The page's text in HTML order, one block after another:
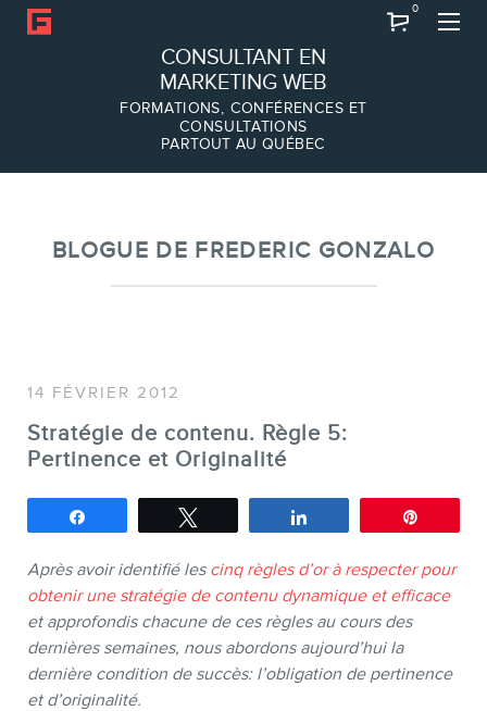
CONSULTANT EN
MARKETING WEB
FORMATIONS, CONFÉRENCES ET
CONSULTATIONS
PARTOUT AU QUÉBEC
0
À PROPOS
Équipe
SERVICES
Conférences
Formations marketing en ligne
Formations marketing de
BLOGUE DE FREDERIC GONZALO
14 FÉVRIER 2012
Stratégie de contenu. Règle 5:
Pertinence et Originalité
Après avoir identifié les cinq règles d’or à respecter pour
obtenir une stratégie de contenu dynamique et efficace
et approfondis chacune de ces règles au cours des
dernières semaines, nous abordons aujourd’hui la
dernière condition de succès: l’obligation de pertinence
et d’originalité.